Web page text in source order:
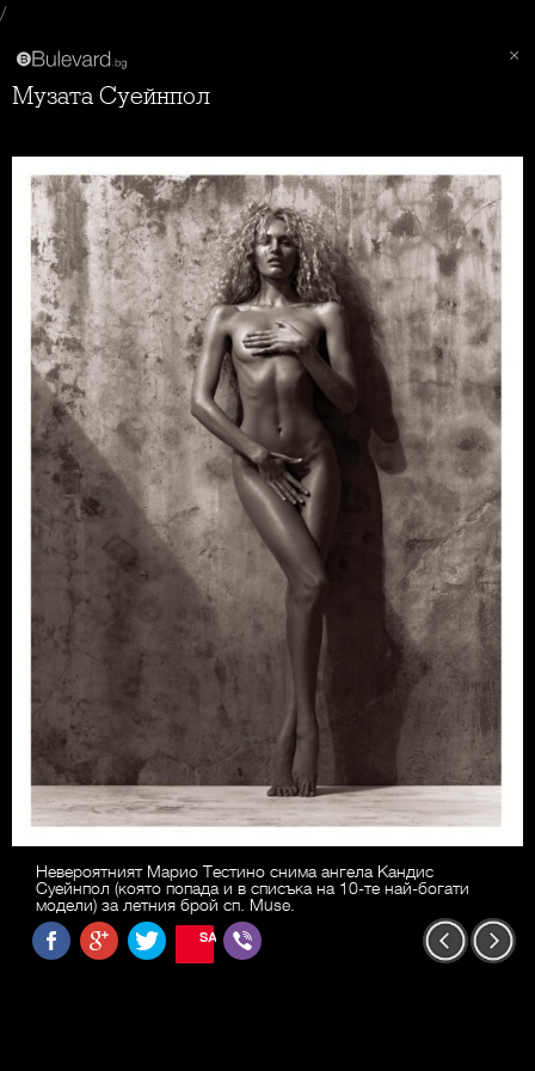
/
Музата Суейнпол
Невероятният Марио Тестино снима ангела Кандис
Суейнпол (която попада и в списъка на 10-те най-богати
модели) за летния брой сп. Muse.
SAVE